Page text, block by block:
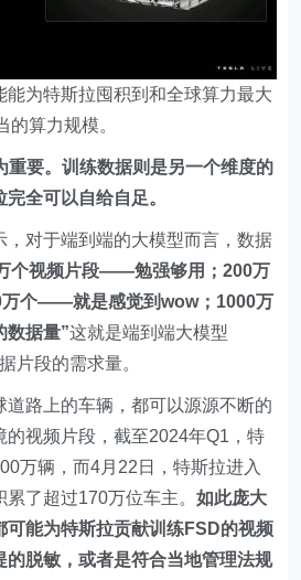
能为特斯拉囤积到和全球算力最大
的算力规模。
重要。训练数据则是另一个维度的
全可以自给自足。
，对于端到端的大模型而言，数据
个视频片段——勉强够用；200万
个——就是感觉到wow；1000万
据量”这就是端到端大模型
片段的需求量。
道路上的车辆，都可以源源不断的
的视频片段，截至2024年Q1，特
万辆，而4月22日，特斯拉进入
累了超过170万位车主。如此庞大
可能为特斯拉贡献训练FSD的视频
的脱敏，或者是符合当地管理法规